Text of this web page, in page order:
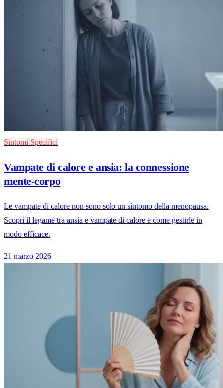
Sintomi Specifici
Vampate di calore e ansia: la connessione
mente-corpo
Le vampate di calore non sono solo un sintomo della menopausa.
Scopri il legame tra ansia e vampate di calore e come gestirle in
modo efficace.
21 marzo 2026